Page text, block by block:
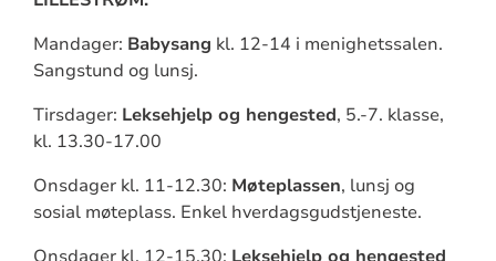
Mandager: Babysang kl. 12-14 i menighetssalen.
Sangstund og lunsj.
Tirsdager: Leksehjelp og hengested, 5.-7. klasse,
kl. 13.30-17.00
Onsdager kl. 11-12.30: Møteplassen, lunsj og
sosial møteplass. Enkel hverdagsgudstjeneste.